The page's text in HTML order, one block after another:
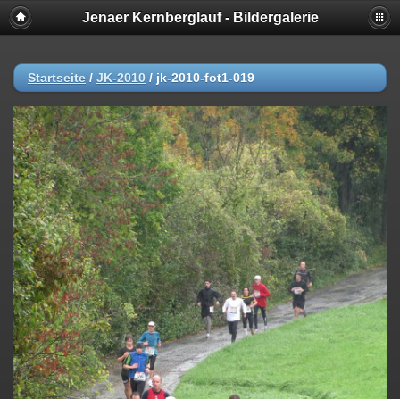
Jenaer Kernberglauf - Bildergalerie
Startseite / JK-2010 / jk-2010-fot1-019